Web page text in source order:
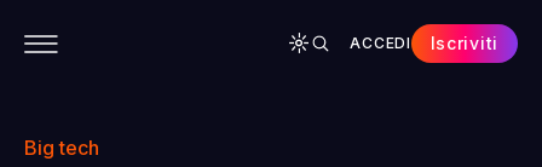
ACCEDI Iscriviti
Big tech